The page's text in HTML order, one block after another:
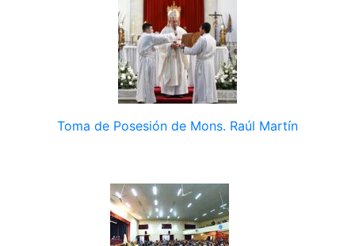
Toma de Posesión de Mons. Raúl Martín